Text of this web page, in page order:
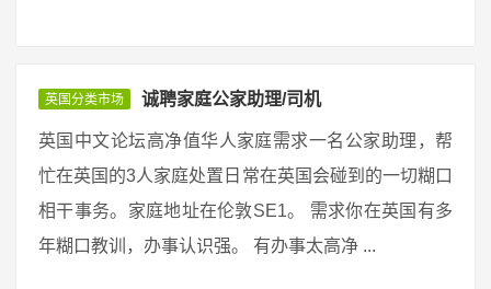
英国分类市场 诚聘家庭公家助理/司机
英国中文论坛高净值华人家庭需求一名公家助理，帮
忙在英国的3人家庭处置日常在英国会碰到的一切糊口
相干事务。家庭地址在伦敦SE1。 需求你在英国有多
年糊口教训，办事认识强。 有办事太高净 ...